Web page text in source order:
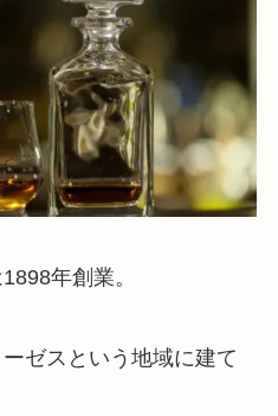
年創業。
ゼスという地域に建て